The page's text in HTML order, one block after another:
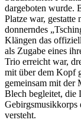
dargeboten wurde.
Platze war, gestatte
donnerndes
Klängen das
als Zugabe eines
Trio erreicht war,
mit über dem Kopf
gemeinsam mit der
Blech begleitet, die
Gebirgsmusikkorps
versteht.